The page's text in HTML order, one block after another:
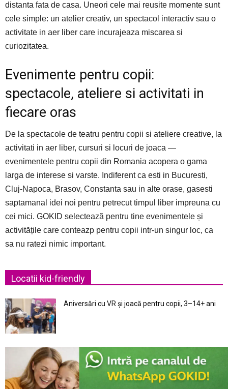
distanta fata de casa. Uneori cele mai reusite momente sunt
cele simple: un atelier creativ, un spectacol interactiv sau o
activitate in aer liber care incurajeaza miscarea si
curiozitatea.
Evenimente pentru copii:
spectacole, ateliere si activitati in
fiecare oras
De la spectacole de teatru pentru copii si ateliere creative, la
activitati in aer liber, cursuri si locuri de joaca —
evenimentele pentru copii din Romania acopera o gama
larga de interese si varste. Indiferent ca esti in Bucuresti,
Cluj-Napoca, Brasov, Constanta sau in alte orase, gasesti
saptamanal idei noi pentru petrecut timpul liber impreuna cu
cei mici. GOKID selectează pentru tine evenimentele și
activitățile care conteazp pentru copii intr-un singur loc, ca
sa nu ratezi nimic important.
Locatii kid-friendly
Aniversări cu VR și joacă pentru copii, 3–14+ ani